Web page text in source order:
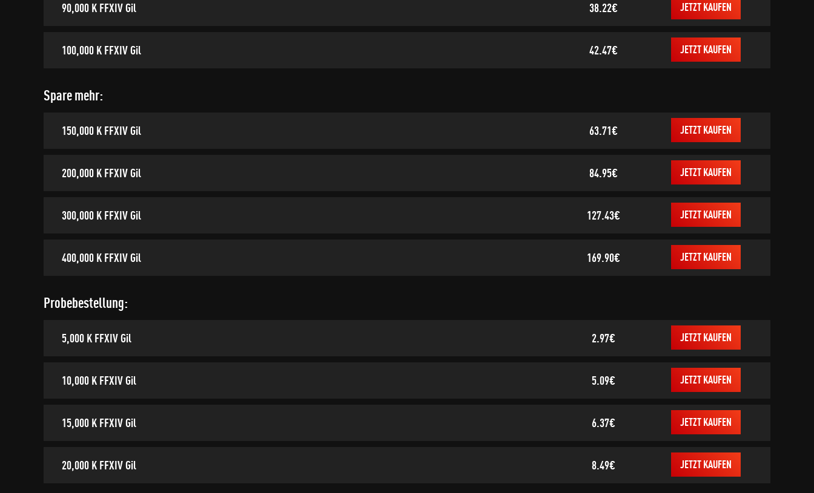
90,000 K FFXIV Gil 38.22€ JETZT KAUFEN
100,000 K FFXIV Gil 42.47€ JETZT KAUFEN
Spare mehr:
150,000 K FFXIV Gil 63.71€ JETZT KAUFEN
200,000 K FFXIV Gil 84.95€ JETZT KAUFEN
300,000 K FFXIV Gil 127.43€ JETZT KAUFEN
400,000 K FFXIV Gil 169.90€ JETZT KAUFEN
Probebestellung:
5,000 K FFXIV Gil 2.97€ JETZT KAUFEN
10,000 K FFXIV Gil 5.09€ JETZT KAUFEN
15,000 K FFXIV Gil 6.37€ JETZT KAUFEN
20,000 K FFXIV Gil 8.49€ JETZT KAUFEN